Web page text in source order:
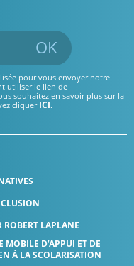
OK
pour vous envoyer notre
utiliser le lien de
souhaitez en savoir plus sur la
cliquer ICI.
ROBERT LAPLANE
MOBILE D’APPUI ET DE
À LA SCOLARISATION